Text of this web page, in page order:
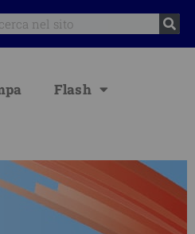
Flash